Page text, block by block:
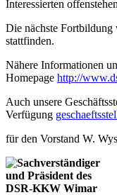
Interessierten
Die nächste
stattfinden.
Nähere Informationen
Homepage http://
Auch unsere
Verfügung
für den Vorstand W.